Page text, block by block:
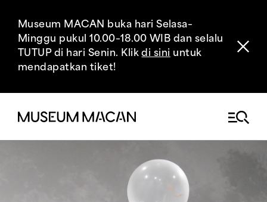
Museum MACAN buka hari Selasa–
Minggu pukul 10.00–18.00 WIB dan selalu
TUTUP di hari Senin. Klikdi sini untuk
mendapatkan tiket!